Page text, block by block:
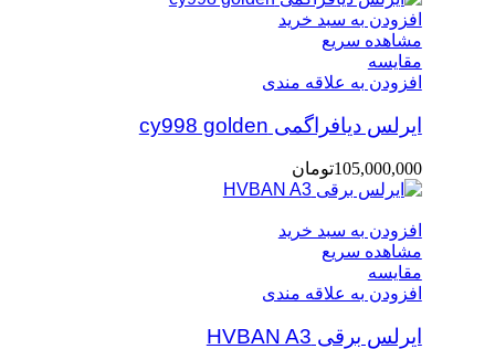
افزودن به سبد خرید
مشاهده سریع
مقایسه
افزودن به علاقه مندی
ایرلس دیافراگمی cy998 golden
105,000,000تومان
افزودن به سبد خرید
مشاهده سریع
مقایسه
افزودن به علاقه مندی
ایرلس برقی HVBAN A3